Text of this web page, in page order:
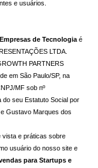
e usuários.
de Tecnologia é
LTDA.
PARTNERS
em São Paulo/SP, na
MF sob nº
do seu Estatuto Social por
Gustavo Marques dos
vista e práticas sobre
usuário do nosso site e
para Startups e